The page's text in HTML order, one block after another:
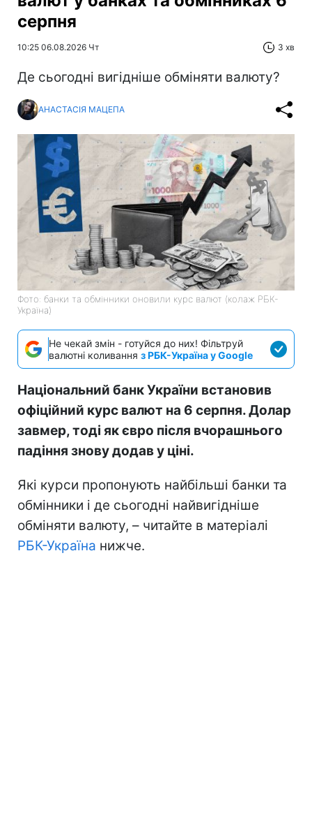
серпня
10:25 06.08.2026 Чт 3 хв
Де сьогодні вигідніше обміняти валюту?
АНАСТАСІЯ МАЦЕПА
Фото: банки та обмінники оновили курс валют (колаж РБК-
Україна)
Не чекай змін - готуйся до них! Фільтруй
валютні коливання з РБК-Україна у Google
Національний банк України встановив
офіційний курс валют на 6 серпня. Долар
завмер, тоді як євро після вчорашнього
падіння знову додав у ціні.
Які курси пропонують найбільші банки та
обмінники і де сьогодні найвигідніше
обміняти валюту, – читайте в матеріалі
РБК-Україна нижче.